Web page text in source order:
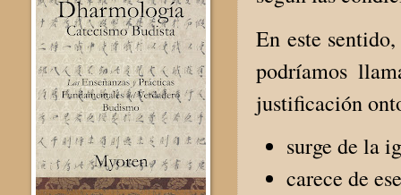
En este
podríamos
justificación
surge de la
carece de